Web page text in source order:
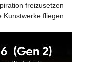
freizusetzen
Kunstwerke fliegen